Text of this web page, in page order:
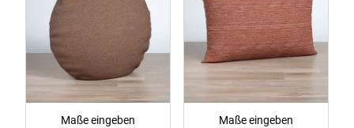
Maße eingeben Maße eingeben